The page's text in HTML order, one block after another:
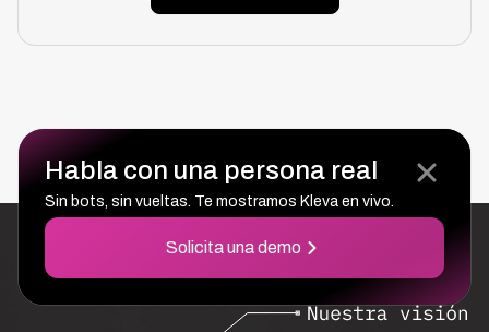
Habla con una persona real
Sin bots, sin vueltas. Te mostramos Kleva en vivo.
Solicita una demo